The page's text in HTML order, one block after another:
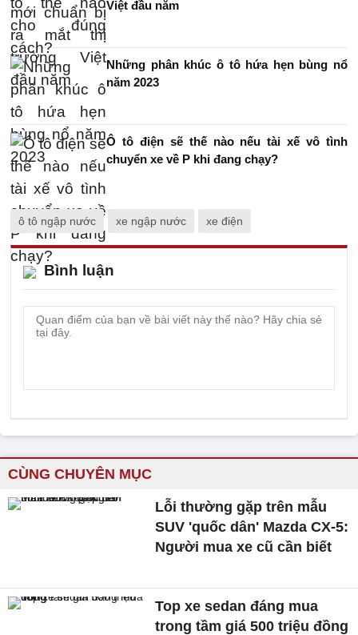
Việt đầu năm
Những phân khúc ô tô hứa hẹn bùng nổ
năm 2023
Ô tô điện sẽ thế nào nếu tài xế vô tình
chuyển xe về P khi đang chạy?
ô tô ngập nước xe ngập nước xe điện
Bình luận
CÙNG CHUYÊN MỤC
Lỗi thường gặp trên mẫu
SUV 'quốc dân' Mazda CX-5:
Người mua xe cũ cần biết
Top xe sedan đáng mua
trong tầm giá 500 triệu đồng